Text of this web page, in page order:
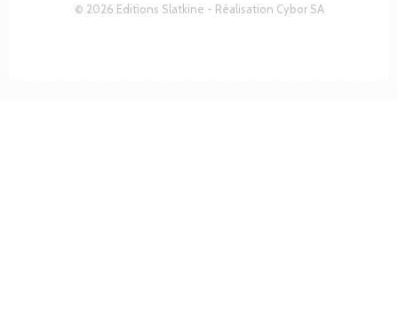
© 2026 Editions Slatkine - Réalisation Cybor SA